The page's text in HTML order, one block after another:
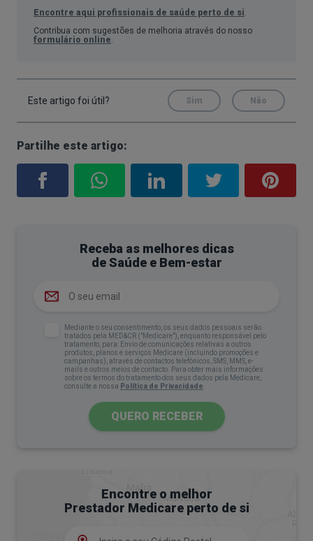
Encontre aqui profissionais de saúde perto de si
Contribua com sugestões de melhoria através do nosso
formulário online
Este artigo foi útil? Sim Não
Partilhe este artigo:
Receba as melhores dicas
de Saúde e Bem-estar
Mediante o seu consentimento, os seus dados pessoais serão
tratados pela MED&CR ("Medicare"), enquanto responsável pelo
tratamento, para: Envio de comunicações relativas a outros
produtos, planos e serviços Medicare (incluindo promoções e
campanhas), através de contactos telefónicos, SMS, MMS, e-
mails e outros meios de contacto. Para obter mais informações
sobre os termos do tratamento dos seus dados pela Medicare,
consulte a nossa Política de Privacidade
QUERO RECEBER
Encontre o melhor
Prestador Medicare perto de si